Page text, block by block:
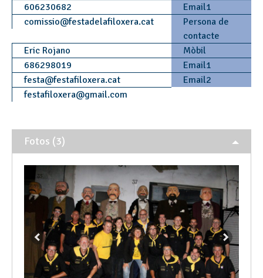
606230682
Email1
comissio@festadelafiloxera.cat
Persona de
contacte
Eric Rojano
Mòbil
686298019
Email1
festa@festafiloxera.cat
Email2
festafiloxera@gmail.com
Fotos (3)